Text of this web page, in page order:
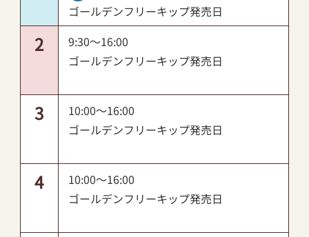
ゴールデンフリーキップ発売日
2
9:30～16:00
ゴールデンフリーキップ発売日
3
10:00～16:00
ゴールデンフリーキップ発売日
4
10:00～16:00
ゴールデンフリーキップ発売日